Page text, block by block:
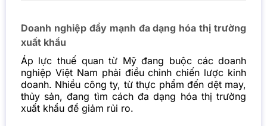
Doanh nghiệp đẩy mạnh đa dạng hóa thị trường
xuất khẩu
Áp lực thuế quan từ Mỹ đang buộc các doanh
nghiệp Việt Nam phải điều chỉnh chiến lược kinh
doanh. Nhiều công ty, từ thực phẩm đến dệt may,
thủy sản, đang tìm cách đa dạng hóa thị trường
xuất khẩu để giảm rủi ro.